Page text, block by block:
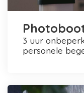
3 uur onbeperkt foto's maken en printen +
personele